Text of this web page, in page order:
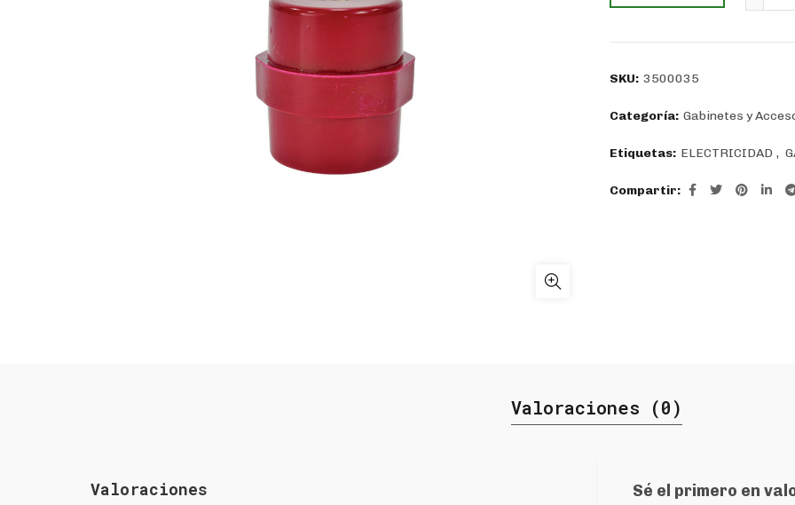
SKU: 3500035
Categoría: Gabinetes y
Etiquetas: ELECTRICIDAD ,
Compartir
Valoraciones (0)
Valoraciones
Sé el primero en